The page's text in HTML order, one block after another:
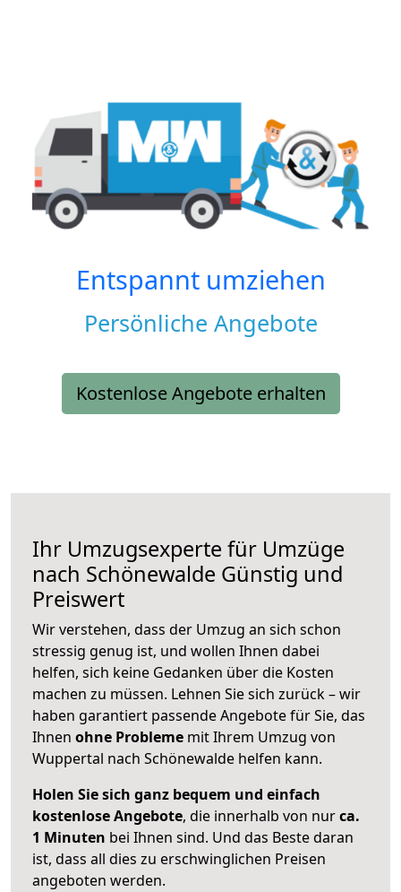
Entspannt umziehen
Persönliche Angebote
Kostenlose Angebote erhalten
Ihr Umzugsexperte für Umzüge
nach Schönewalde Günstig und
Preiswert
Wir verstehen, dass der Umzug an sich schon
stressig genug ist, und wollen Ihnen dabei
helfen, sich keine Gedanken über die Kosten
machen zu müssen. Lehnen Sie sich zurück – wir
haben garantiert passende Angebote für Sie, das
Ihnen ohne Probleme mit Ihrem Umzug von
Wuppertal nach Schönewalde helfen kann.
Holen Sie sich ganz bequem und einfach
kostenlose Angebote, die innerhalb von nurca.
1 Minuten bei Ihnen sind. Und das Beste daran
ist, dass all dies zu erschwinglichen Preisen
angeboten werden.